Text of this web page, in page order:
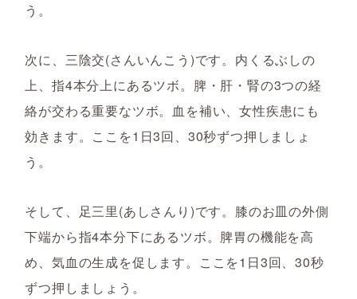
う。
次に、三陰交(さんいんこう)です。内くるぶしの
上、指4本分上にあるツボ。脾・肝・腎の3つの経
絡が交わる重要なツボ。血を補い、女性疾患にも
効きます。ここを1日3回、30秒ずつ押しましょ
う。
そして、足三里(あしさんり)です。膝のお皿の外側
下端から指4本分下にあるツボ。脾胃の機能を高
め、気血の生成を促します。ここを1日3回、30秒
ずつ押しましょう。